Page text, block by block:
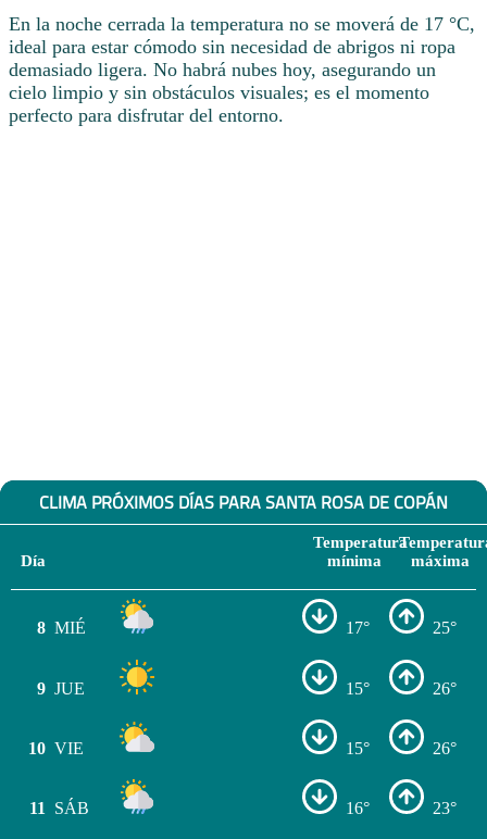
En la noche cerrada la temperatura no se moverá de 17 °C,
ideal para estar cómodo sin necesidad de abrigos ni ropa
demasiado ligera. No habrá nubes hoy, asegurando un
cielo limpio y sin obstáculos visuales; es el momento
perfecto para disfrutar del entorno.
CLIMA PRÓXIMOS DÍAS PARA SANTA ROSA DE COPÁN
Día
Temperatura
mínima
máxima
8 MIÉ 17° 25°
9 JUE 15° 26°
10 VIE 15° 26°
11 SÁB 16° 23°